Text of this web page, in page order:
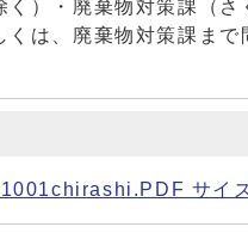
）・廃棄物対策課（さ
は、廃棄物対策課まで
サイ